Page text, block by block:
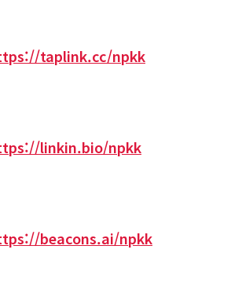
taplink.cc/npkk
linkin.bio/npkk
beacons.ai/npkk